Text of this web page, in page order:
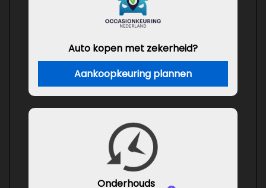
Auto kopen met zekerheid?
Aankoopkeuring plannen
Onderhouds